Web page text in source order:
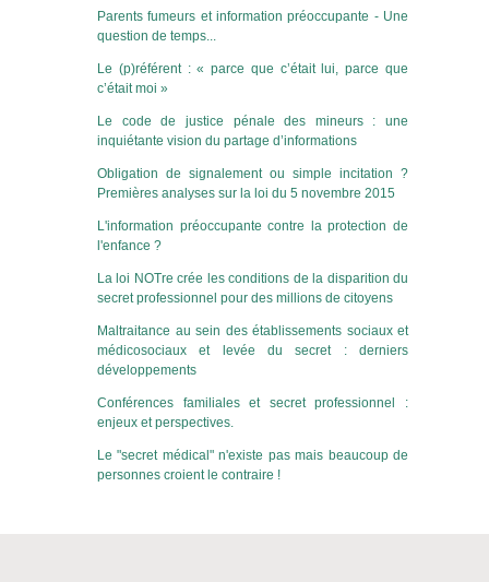
Parents fumeurs et information préoccupante - Une
question de temps...
Le (p)référent : « parce que c’était lui, parce que
c’était moi »
Le code de justice pénale des mineurs : une
inquiétante vision du partage d’informations
Obligation de signalement ou simple incitation ?
Premières analyses sur la loi du 5 novembre 2015
L'information préoccupante contre la protection de
l'enfance ?
La loi NOTre crée les conditions de la disparition du
secret professionnel pour des millions de citoyens
Maltraitance au sein des établissements sociaux et
médicosociaux et levée du secret : derniers
développements
Conférences familiales et secret professionnel :
enjeux et perspectives.
Le "secret médical" n'existe pas mais beaucoup de
personnes croient le contraire !